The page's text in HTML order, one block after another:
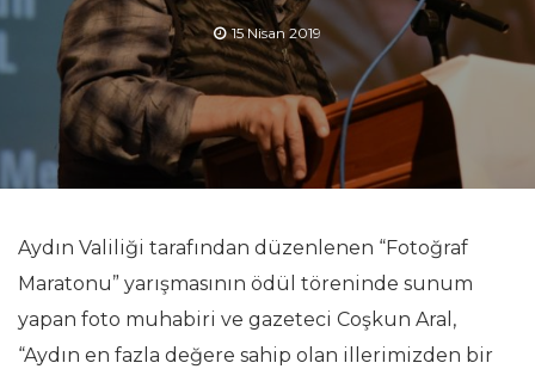
15 Nisan 2019
Aydın Valiliği tarafından düzenlenen “Fotoğraf
Maratonu” yarışmasının ödül töreninde sunum
yapan foto muhabiri ve gazeteci Coşkun Aral,
“Aydın en fazla değere sahip olan illerimizden bir